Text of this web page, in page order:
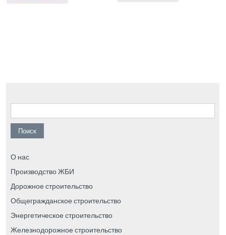
Найти:
О нас
Производство ЖБИ
Дорожное строительство
Общегражданское строительство
Энергетическое строительство
Железнодорожное строительство